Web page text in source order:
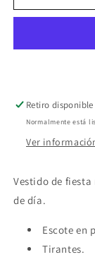
de
falda
Retiro
Normalmente está
Ver
Vestido de
de día.
Escote en
Tirantes.